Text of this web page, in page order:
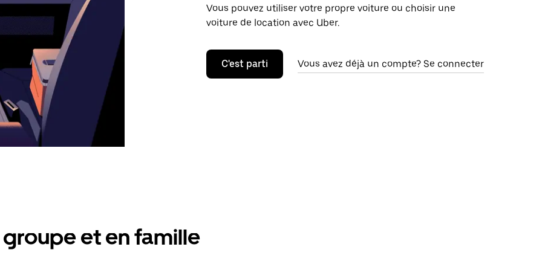
Vous pouvez utiliser votre propre voiture ou choisir une
voiture de location avec Uber.
C'est parti Vous avez déjà un compte? Se connecter
et en famille